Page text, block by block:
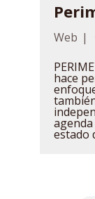
Web |
hace
estado